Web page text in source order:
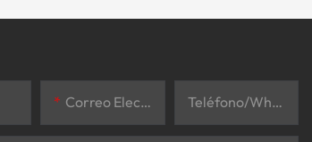
Correo Electrónico Teléfono/whatsapp